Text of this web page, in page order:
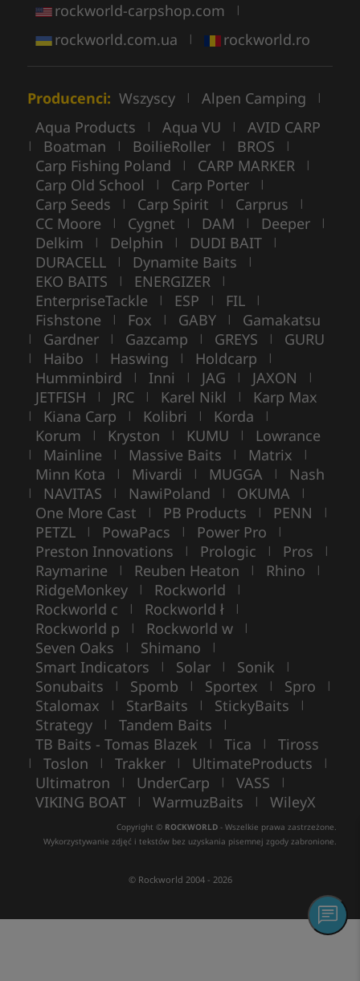
rockworld-carpshop.com |
rockworld.com.ua | rockworld.ro
Producenci: Wszyscy | Alpen Camping |
Aqua Products | Aqua VU | AVID CARP
| Boatman | BoilieRoller | BROS |
Carp Fishing Poland | CARP MARKER |
Carp Old School | Carp Porter |
Carp Seeds | Carp Spirit | Carprus |
CC Moore | Cygnet | DAM | Deeper |
Delkim | Delphin | DUDI BAIT |
DURACELL | Dynamite Baits |
EKO BAITS | ENERGIZER |
EnterpriseTackle | ESP | FIL |
Fishstone | Fox | GABY | Gamakatsu
| Gardner | Gazcamp | GREYS | GURU
| Haibo | Haswing | Holdcarp |
Humminbird | Inni | JAG | JAXON |
JETFISH | JRC | Karel Nikl | Karp Max
| Kiana Carp | Kolibri | Korda |
Korum | Kryston | KUMU | Lowrance
| Mainline | Massive Baits | Matrix |
Minn Kota | Mivardi | MUGGA | Nash
| NAVITAS | NawiPoland | OKUMA |
One More Cast | PB Products | PENN |
PETZL | PowaPacs | Power Pro |
Preston Innovations | Prologic | Pros |
Raymarine | Reuben Heaton | Rhino |
RidgeMonkey | Rockworld |
Rockworld c | Rockworld ł |
Rockworld p | Rockworld w |
Seven Oaks | Shimano |
Smart Indicators | Solar | Sonik |
Sonubaits | Spomb | Sportex | Spro |
Stalomax | StarBaits | StickyBaits |
Strategy | Tandem Baits |
TB Baits - Tomas Blazek | Tica | Tiross
| Toslon | Trakker | UltimateProducts |
Ultimatron | UnderCarp | VASS |
VIKING BOAT | WarmuzBaits | WileyX
Copyright © ROCKWORLD - Wszelkie prawa zastrzeżone.
Wykorzystywanie zdjęć i tekstów bez uzyskania pisemnej zgody zabronione.
© Rockworld 2004 - 2026